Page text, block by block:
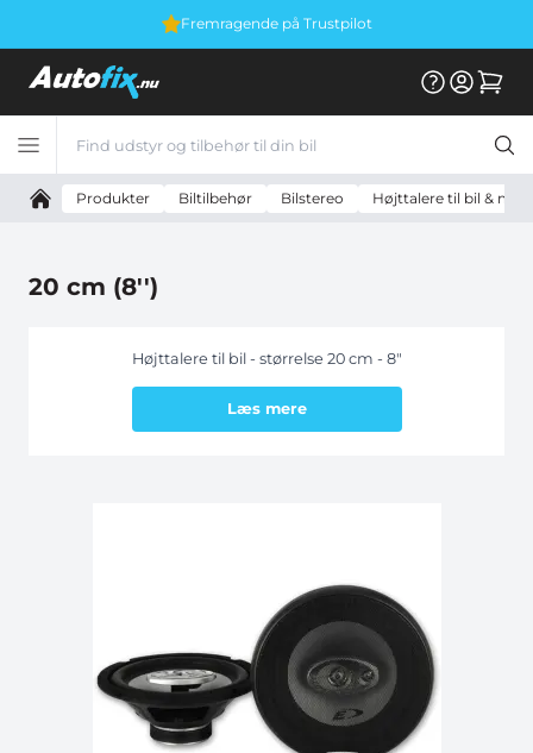
Fremragende på Trustpilot
Produkter Biltilbehør Bilstereo Højttalere til bil &
20 cm (8'')
Højttalere til bil - størrelse 20 cm - 8"
Læs mere